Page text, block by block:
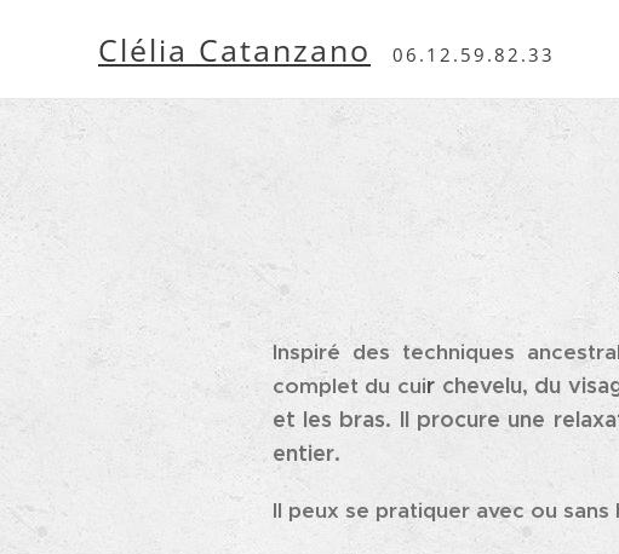
Clélia Catanzano 06.12.59.82.33
Inspiré des techniques
complet du cuir chevelu, du
et les bras. Il procure une
entier.
Il peux se pratiquer avec ou sans